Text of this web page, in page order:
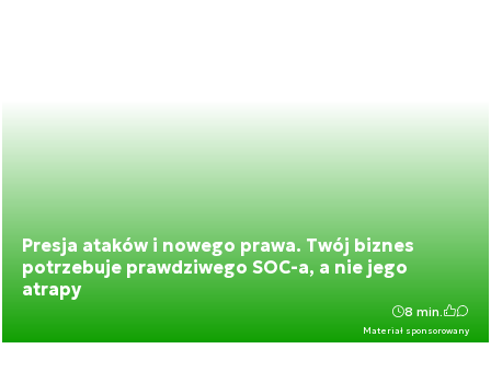
Presja ataków i nowego prawa. Twój biznes
potrzebuje prawdziwego SOC-a, a nie jego
atrapy
Materiał sponsorowany
8 min.